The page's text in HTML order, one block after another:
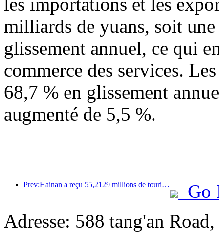
milliards de yuans, soit
glissement annuel, ce qui
commerce des services.
68,7 % en glissement
augmenté de 5,5 %.
Prev:Hainan a reçu 55,2129 millions de touristes au cours du premier semestre de l'année
Go
Adresse: 588 tang'an